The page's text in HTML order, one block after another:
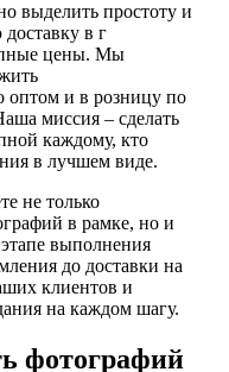
выделить простоту и
в г
цены. Мы
оптом и в розницу по
миссия – сделать
каждому, кто
в лучшем виде.
не только
в рамке, но и
выполнения
до доставки на
клиентов и
на каждом шагу.
фотографий